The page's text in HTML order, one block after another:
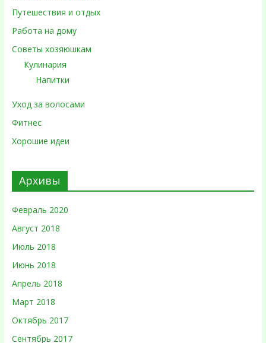
Путешествия и отдых
Работа на дому
Советы хозяюшкам
Кулинария
Напитки
Уход за волосами
Фитнес
Хорошие идеи
Архивы
Февраль 2020
Август 2018
Июль 2018
Июнь 2018
Апрель 2018
Март 2018
Октябрь 2017
Сентябрь 2017